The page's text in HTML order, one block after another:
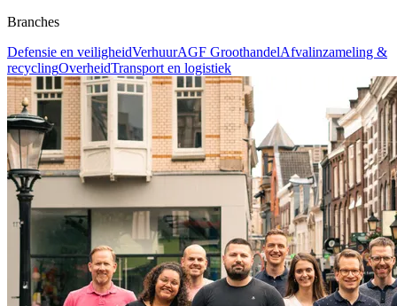
Branches
Defensie en veiligheidVerhuurAGF GroothandelAfvalinzameling &
recyclingOverheidTransport en logistiek